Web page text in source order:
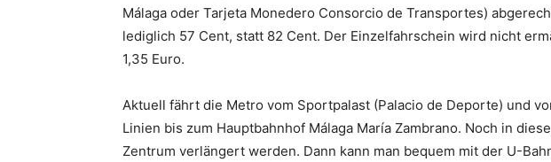
Málaga oder Tarjeta Monedero Consorcio de Transportes)
lediglich 57 Cent, statt 82 Cent. Der Einzelfahrschein wird nicht
1,35 Euro.
Aktuell fährt die Metro vom Sportpalast (Palacio de Deporte) und
Linien bis zum Hauptbahnhof Málaga María Zambrano. Noch in
Zentrum verlängert werden. Dann kann man bequem mit der U-